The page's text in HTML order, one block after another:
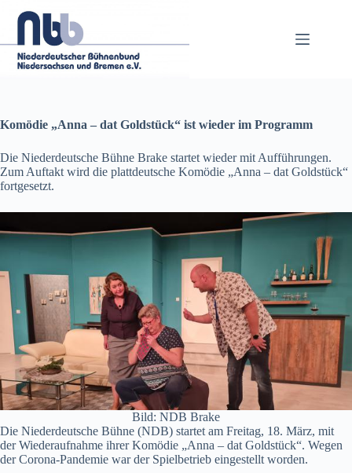
Inhalt
Komödie „Anna – dat Goldstück“ ist wieder im Programm
Die Niederdeutsche Bühne Brake startet wieder mit Aufführungen.
Zum Auftakt wird die plattdeutsche Komödie „Anna – dat Goldstück“
fortgesetzt.
Bild: NDB Brake
Die Niederdeutsche Bühne (NDB) startet am Freitag, 18. März, mit
der Wiederaufnahme ihrer Komödie „Anna – dat Goldstück“. Wegen
der Corona-Pandemie war der Spielbetrieb eingestellt worden.